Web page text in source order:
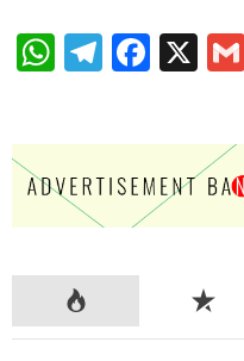
p
o
k
W
s
A
p
p
T
gr
a
m
F
e
b
o
X
P
o
R